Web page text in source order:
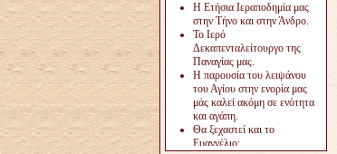
Η Ετήσια Ιεραποδημία μας
στην Τήνο και στην Άνδρο.
Το Ιερό
Δεκαπενταλείτουργο της
Παναγίας μας.
Η παρουσία του λειψάνου
του Αγίου στην ενορία μας
μάς καλεί ακόμη σε ενότητα
και αγάπη.
Θα ξεχαστεί και το
Ευαγγέλιο;